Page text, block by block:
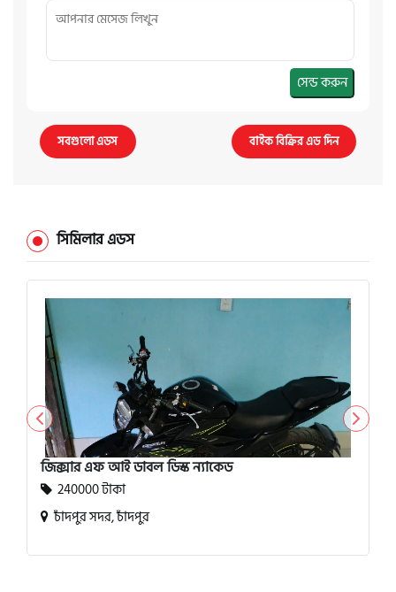
সেন্ড করুন
সবগুলো এডস বাইক বিক্রির এড দিন
সিমিলার এডস
জিক্সার এফ আই ডাবল ডিস্ক ন্যাকেড
240000 টাকা
চাঁদপুর সদর, চাঁদপুর